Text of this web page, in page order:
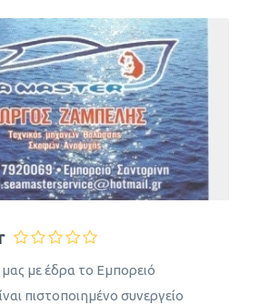
με έδρα το Εμπορειό
πιστοποιημένο συνεργείο